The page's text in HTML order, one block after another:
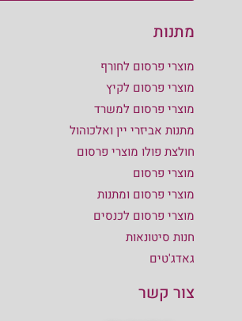
מתנות
מוצרי פרסום לחורף
מוצרי פרסום לקיץ
מוצרי פרסום למשרד
מתנות אביזרי יין ואלכוהול
חולצת פולו מוצרי פרסום
מוצרי פרסום
מוצרי פרסום ומתנות
מוצרי פרסום לכנסים
חנות סיטונאות
גאדג'טים
צור קשר